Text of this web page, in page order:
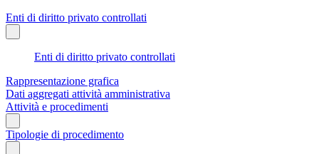
Enti di diritto privato controllati
Enti di diritto privato controllati
Rappresentazione grafica
Dati aggregati attività amministrativa
Attività e procedimenti
Tipologie di procedimento